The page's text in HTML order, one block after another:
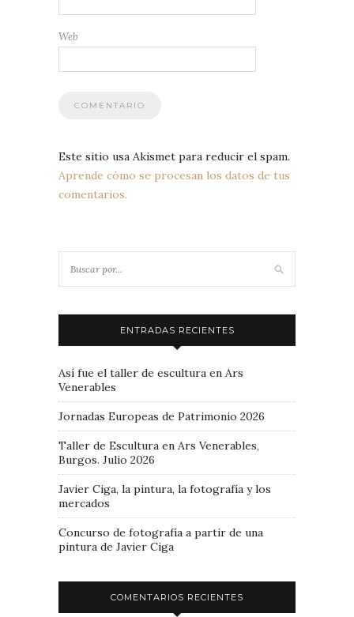
Web
Este sitio usa Akismet para reducir el spam.
Aprende cómo se procesan los datos de tus
comentarios.
ENTRADAS RECIENTES
Así fue el taller de escultura en Ars
Venerables
Jornadas Europeas de Patrimonio 2026
Taller de Escultura en Ars Venerables,
Burgos. Julio 2026
Javier Ciga, la pintura, la fotografía y los
mercados
Concurso de fotografía a partir de una
pintura de Javier Ciga
COMENTARIOS RECIENTES